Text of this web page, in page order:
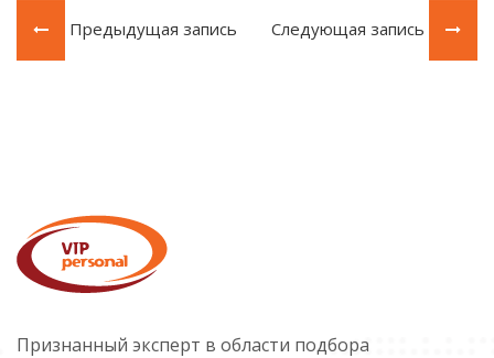
Предыдущая запись Следующая запись
Признанный эксперт в области подбора